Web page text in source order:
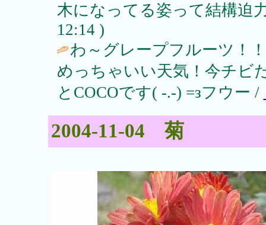
木になってる姿って結構迫
12:14 )
わ～グレープフルーツ！
めっちゃいい天気！今チビ
とCOCOです( -.-) =зフウー /
2004-11-04 菊